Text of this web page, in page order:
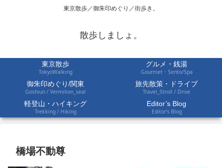
東京散歩／御朱印めぐり／街歩き。
散歩しましょ。
東京散歩
TokyoWalking
グルメ・銭湯
Gourmet・Sento/Spa
御朱印めぐり/関東
Goshiun / Vermilion_seal
旅先散策・ドライブ
Travel_Stroll / Drive
軽登山・ハイキング
Trekking / Hiking
Editor’s Blog
Editor’s Blog
橋場不動尊